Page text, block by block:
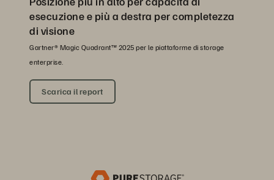
esecuzione e più a destra per completezza
di visione
Gartner® Magic Quadrant™ 2025 per le piattaforme di storage
enterprise.
Scarica il report